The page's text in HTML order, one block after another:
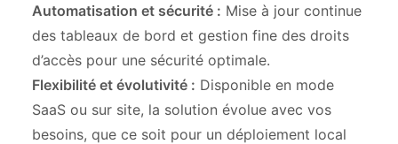
Automatisation et sécurité : Mise à jour continue
des tableaux de bord et gestion fine des droits
d’accès pour une sécurité optimale.
Flexibilité et évolutivité : Disponible en mode
SaaS ou sur site, la solution évolue avec vos
besoins, que ce soit pour un déploiement local